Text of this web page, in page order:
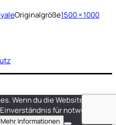
Originalgröße1500 × 1000
Wenn du die Website weiter
für notwendige
Mehr Informationen